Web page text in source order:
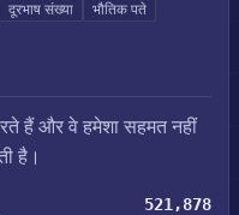
दूरभाष संख्या भौतिक पते
हैं और वे हमेशा सहमत नहीं
है।
521,878